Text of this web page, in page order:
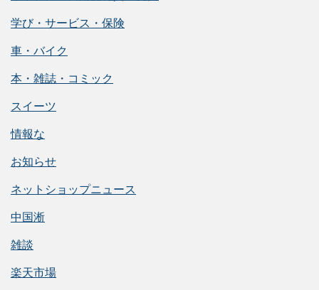
学び・サービス・保険
車・バイク
本・雑誌・コミック
スイーツ
情報な
お知らせ
ネットショップニュース
中国淅
雑談
楽天市場